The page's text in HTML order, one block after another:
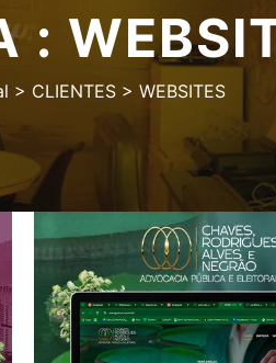
:
> CLIENTES> WEBSITES